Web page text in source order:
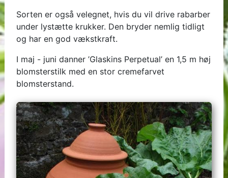
Sorten er også velegnet, hvis du vil drive rabarber
under lystætte krukker. Den bryder nemlig tidligt
og har en god vækstkraft.
I maj - juni danner ’Glaskins Perpetual’ en 1,5 m høj
blomsterstilk med en stor cremefarvet
blomsterstand.